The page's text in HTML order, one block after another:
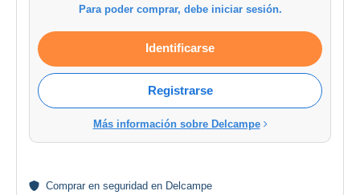
Para poder comprar, debe iniciar sesión.
Identificarse
Registrarse
Más información sobre Delcampe
Comprar en seguridad en Delcampe